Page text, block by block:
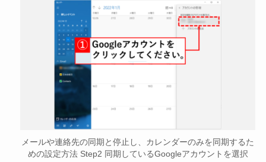
メールや連絡先の同期と停止し、カレンダーのみを同期するた
めの設定方法 Step2 同期しているGoogleアカウントを選択